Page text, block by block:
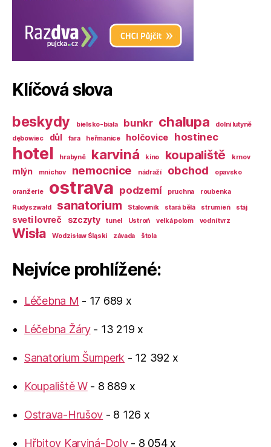
Klíčová slova
beskydy bielsko-biała bunkr chalupa
dolní lutyně
dębowiec
důl fara heřmanice holčovice hostinec
hotel hrabyně karviná kino koupaliště krnov
mlýn mnichov nemocnice nádraží obchod opavsko
oranžerie ostrava podzemí pruchna
roubenka
Rudyszwałd
sanatorium Stalownik stará bělá strumień stáj
sveti lovreč szczyty tunel Ustroń velká polom vodní tvrz
Wisła Wodzisław Śląski závada štola
Nejvíce prohlížené:
Léčebna M - 17 689 x
Léčebna Žáry- 13 219 x
Sanatorium Šumperk - 12 392 x
Koupaliště W- 8 889 x
Ostrava-Hrušov - 8 126 x
Hřbitov Karviná-Doly- 8 054 x